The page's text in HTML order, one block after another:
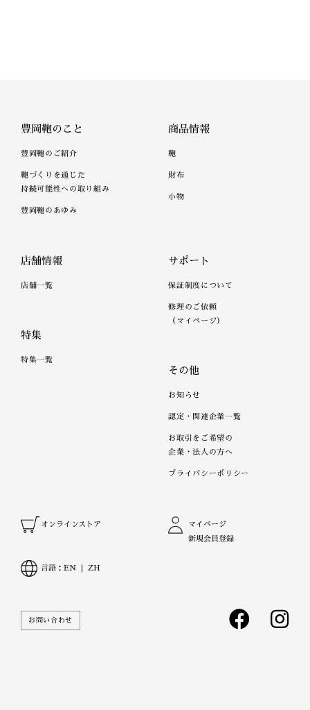
豊岡鞄のこと
豊岡鞄のご紹介
鞄づくりを通じた
持続可能性への取り組み
豊岡鞄のあゆみ
商品情報
鞄
財布
小物
店舗情報
店舗一覧
特集
特集一覧
サポート
保証制度について
修理のご依頼
（マイページ）
その他
お知らせ
認定・関連企業一覧
お取引をご希望の
企業・法人の方へ
プライバシーポリシー
オンラインストア
マイページ
新規会員登録
言語： EN ZH
お問い合わせ